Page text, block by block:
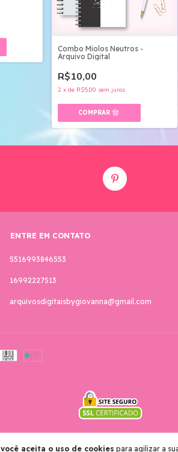
você aceita o uso de cookies para agilizar a
Combo Miolos Neutros -
Arquivo Digital
R$10,00
2 xde R$5,00 sem juros
ENTRE EM CONTATO
5516993846553
16992227513
arquivosdigitaisbygiovanna@gmail.com